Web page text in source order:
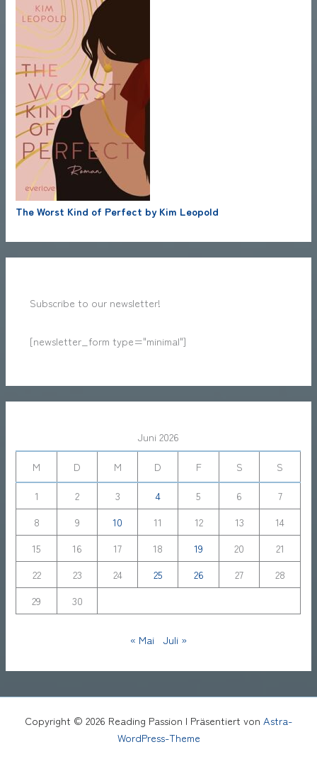
The Worst Kind of Perfect by Kim Leopold
Subscribe to our newsletter!
[newsletter_form type="minimal"]
Juni 2026
M
D M D F S
S
1
2 3 4 5 6
7
8
9 10 11 12 13
14
15
16 17 18 19 20
21
22
23 24 25 26 27
28
29
30
« Mai Juli »
Copyright © 2026 Reading Passion | Präsentiert von Astra-
WordPress-Theme